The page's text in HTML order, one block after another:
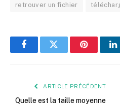
retrouver un fichier
FacebookTwitter Pinterest
ARTICLE PRÉCÉDENT
Quelle est la taille moyenne